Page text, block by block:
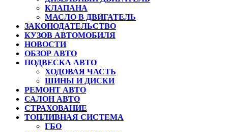
КЛАПАНА
МАСЛО В ДВИГАТЕЛЬ
ЗАКОНОДАТЕЛЬСТВО
КУЗОВ АВТОМОБИЛЯ
НОВОСТИ
ОБЗОР АВТО
ПОДВЕСКА АВТО
ХОДОВАЯ ЧАСТЬ
ШИНЫ И ДИСКИ
РЕМОНТ АВТО
САЛОН АВТО
СТРАХОВАНИЕ
ТОПЛИВНАЯ СИСТЕМА
ГБО